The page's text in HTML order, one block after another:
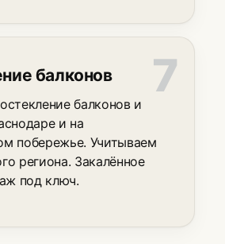
балконов
балконов и
и на
побережье. Учитываем
региона. Закалённое
под ключ.